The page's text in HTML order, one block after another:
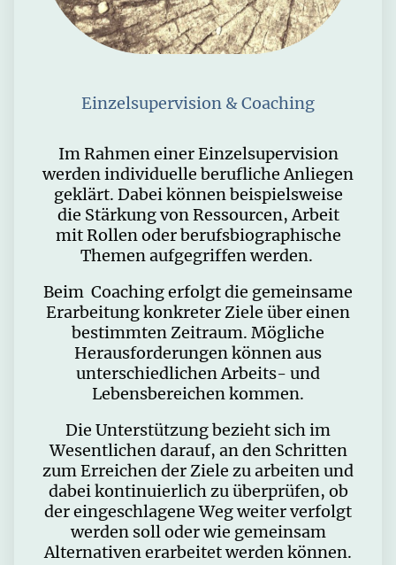
Einzelsupervision & Coaching
Im Rahmen einer Einzelsupervision
werden individuelle berufliche Anliegen
geklärt. Dabei können beispielsweise
die Stärkung von Ressourcen, Arbeit
mit Rollen oder berufsbiographische
Themen aufgegriffen werden.
Beim Coaching erfolgt die gemeinsame
Erarbeitung konkreter Ziele über einen
bestimmten Zeitraum. Mögliche
Herausforderungen können aus
unterschiedlichen Arbeits- und
Lebensbereichen kommen.
Die Unterstützung bezieht sich im
Wesentlichen darauf, an den Schritten
zum Erreichen der Ziele zu arbeiten und
dabei kontinuierlich zu überprüfen, ob
der eingeschlagene Weg weiter verfolgt
werden soll oder wie gemeinsam
Alternativen erarbeitet werden können.